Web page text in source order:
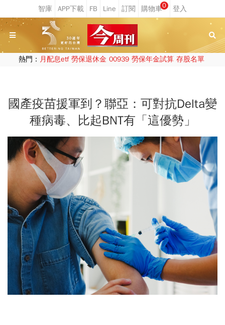
0
熱門： 月配息etf 勞保退休金 00939 勞保年金試算 存股名單
國產疫苗援軍到？聯亞：可對抗Delta變
種病毒、比起BNT有「這優勢」